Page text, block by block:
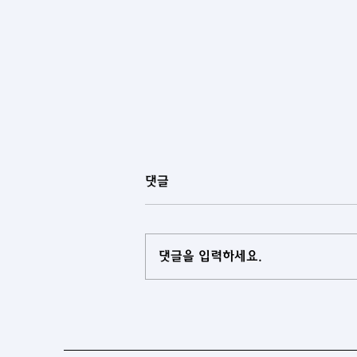
댓글
댓글을 입력하세요.